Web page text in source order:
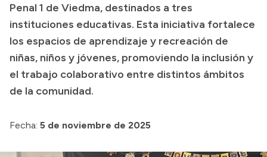
Licitaciones
Consulta de expedientes
Penal 1 de Viedma, destinados a tres
instituciones educativas. Esta iniciativa fortalece
los espacios de aprendizaje y recreación de
niñas, niños y jóvenes, promoviendo la inclusión y
el trabajo colaborativo entre distintos ámbitos
de la comunidad.
Fecha: 5 de noviembre de 2025